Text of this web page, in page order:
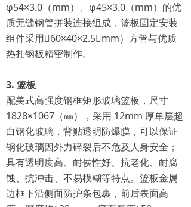
φ54×3.0（mm）、φ45×3.0（mm）的优
质无缝钢管拼装连接组成，篮板固定安装
组件采用60×40×2.5（mm）方管与优质
热扎钢板精密制作。
3. 篮板
配美式高强度钢框矩形玻璃篮板，尺寸
1828×1067（㎜），采用 12mm 厚单层超
白钢化玻璃，背贴透明防爆膜，可以保证
钢化玻璃因外力碎裂后不危及人身安全；
具有透明度高、耐侯性好、抗老化、耐腐
蚀、抗冲击、不易模糊等特点。篮板金属
边框下沿侧面防护条包裹，前后表面高